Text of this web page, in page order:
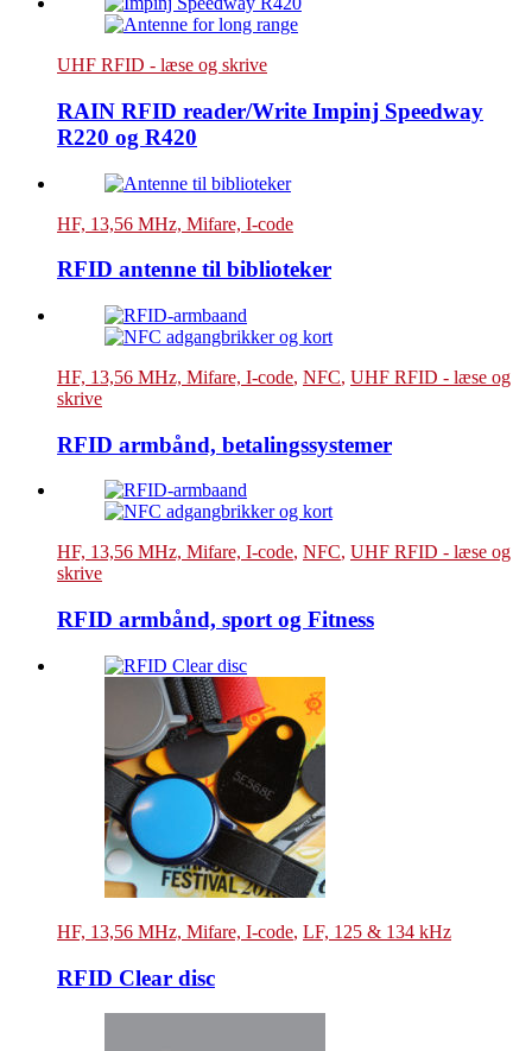
UHF RFID - læse og skrive
RAIN RFID reader/Write Impinj Speedway
R220 og R420
HF, 13,56 MHz, Mifare, I-code
RFID antenne til biblioteker
HF, 13,56 MHz, Mifare, I-code, NFC, UHF RFID - læse og
skrive
RFID armbånd, betalingssystemer
HF, 13,56 MHz, Mifare, I-code, NFC, UHF RFID - læse og
skrive
RFID armbånd, sport og Fitness
HF, 13,56 MHz, Mifare, I-code, LF, 125 & 134 kHz
RFID Clear disc